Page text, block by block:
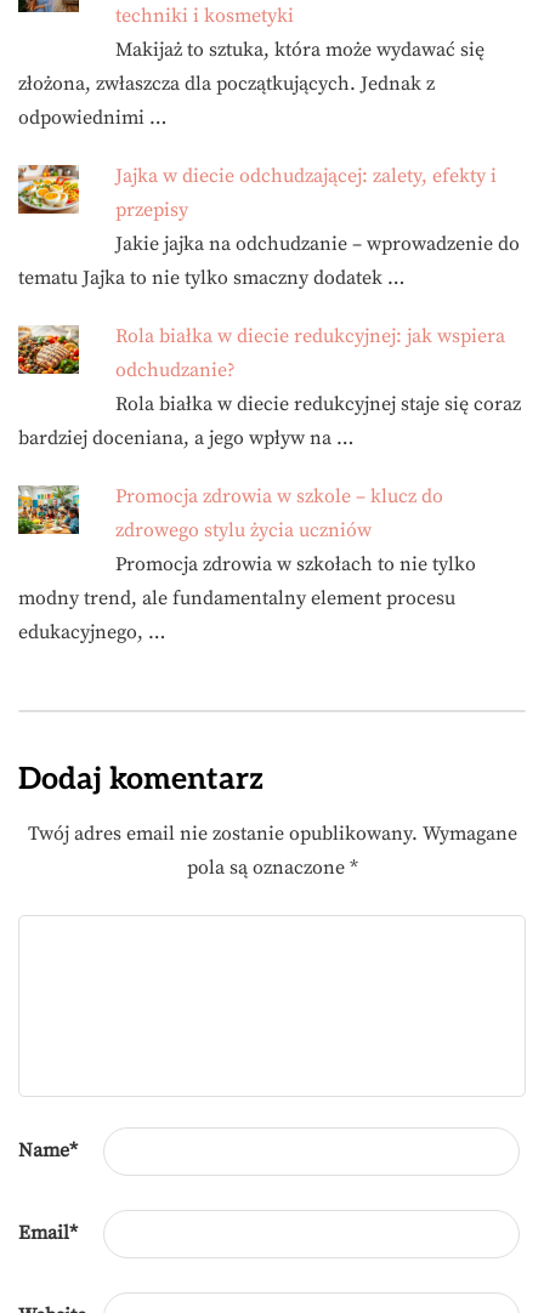
techniki i kosmetyki
Makijaż to sztuka, która może wydawać się
złożona, zwłaszcza dla początkujących. Jednak z
odpowiednimi …
Jajka w diecie odchudzającej: zalety, efekty i
przepisy
Jakie jajka na odchudzanie – wprowadzenie do
tematu Jajka to nie tylko smaczny dodatek …
Rola białka w diecie redukcyjnej: jak wspiera
odchudzanie?
Rola białka w diecie redukcyjnej staje się coraz
bardziej doceniana, a jego wpływ na …
Promocja zdrowia w szkole – klucz do
zdrowego stylu życia uczniów
Promocja zdrowia w szkołach to nie tylko
modny trend, ale fundamentalny element procesu
edukacyjnego, …
Dodaj komentarz
Twój adres email nie zostanie opublikowany. Wymagane
pola są oznaczone *
Name*
Email*